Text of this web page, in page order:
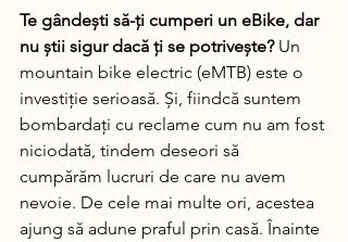
Te gândești să-ți cumperi un eBike, dar
nu știi sigur dacă ți se potrivește? Un
mountain bike electric (eMTB) este o
investiție serioasă. Și, fiindcă suntem
bombardați cu reclame cum nu am fost
niciodată, tindem deseori să
cumpărăm lucruri de care nu avem
nevoie. De cele mai multe ori, acestea
ajung să adune praful prin casă. Înainte